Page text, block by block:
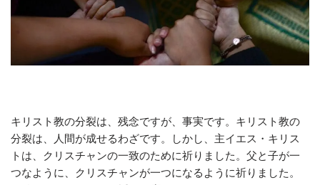
キリスト教の分裂は、残念ですが、事実です。キリスト教の
分裂は、人間が成せるわざです。しかし、主イエス・キリス
トは、クリスチャンの一致のために祈りました。父と子が一
つなように、クリスチャンが一つになるように祈りました。